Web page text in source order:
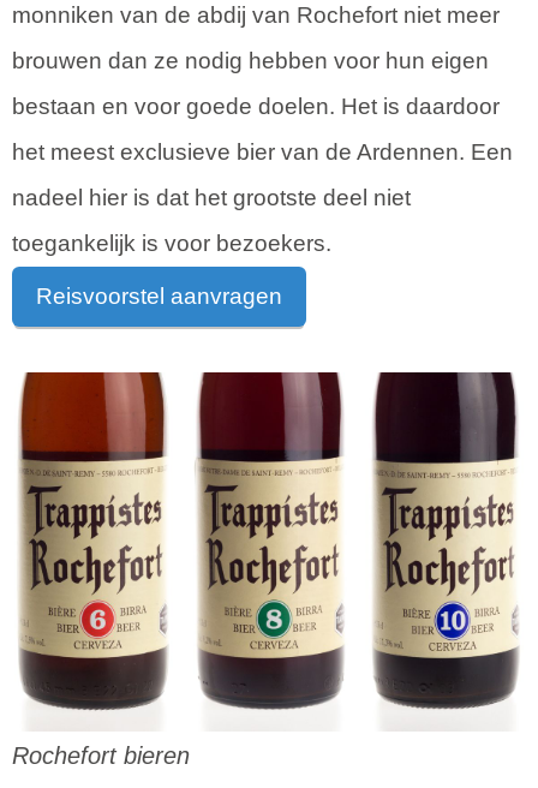
monniken van de abdij van Rochefort niet meer
brouwen dan ze nodig hebben voor hun eigen
bestaan en voor goede doelen. Het is daardoor
het meest exclusieve bier van de Ardennen. Een
nadeel hier is dat het grootste deel niet
toegankelijk is voor bezoekers.
Reisvoorstel aanvragen
Rochefort bieren